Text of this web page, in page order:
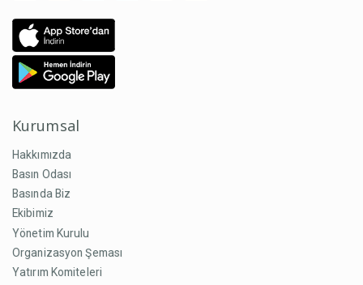
Kurumsal
Hakkımızda
Basın Odası
Basında Biz
Ekibimiz
Yönetim Kurulu
Organizasyon Şeması
Yatırım Komiteleri